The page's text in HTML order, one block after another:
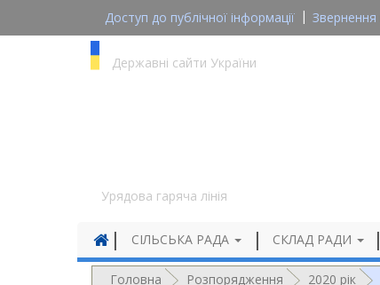
Доступ до публічної інформації
Державні сайти України
Урядова гаряча лінія
СІЛЬСЬКА РАДА СКЛАД РАДИ
Головна Розпорядження 2020 рік